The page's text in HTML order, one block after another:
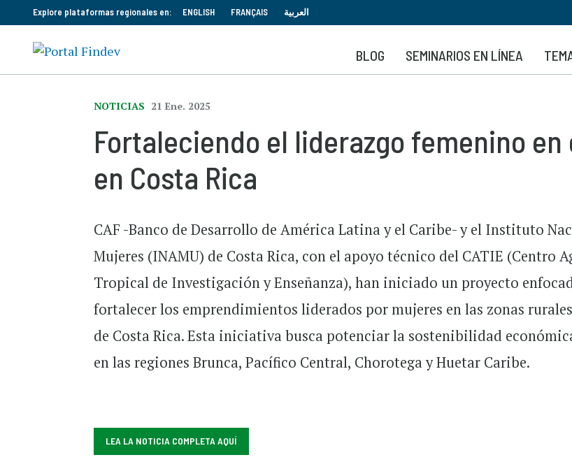
al
contenido
principal
Explore plataformas regionales en: ENGLISH FRANÇAIS العربية
BLOG SEMINARIOS EN LÍNEA
NOTICIAS 21 Ene. 2025
Fortaleciendo el liderazgo femenino
en Costa Rica
CAF -Banco de Desarrollo de América Latina y el Caribe- y el Instituto
Mujeres (INAMU) de Costa Rica, con el apoyo técnico del CATIE (Centro
Tropical de Investigación y Enseñanza), han iniciado un proyecto
fortalecer los emprendimientos liderados por mujeres en las zonas
de Costa Rica. Esta iniciativa busca potenciar la sostenibilidad
en las regiones Brunca, Pacífico Central, Chorotega y Huetar Caribe.
LEA LA NOTICIA COMPLETA AQUÍ